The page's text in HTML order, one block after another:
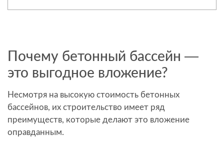
Почему бетонный бассейн —
это выгодное вложение?
Несмотря на высокую стоимость бетонных
бассейнов, их строительство имеет ряд
преимуществ, которые делают это вложение
оправданным.